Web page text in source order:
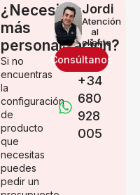
¿Necesitas
más
personalización?
Si no
encuentras
la
configuración
de
producto
que
necesitas
puedes
pedir un
Jordi
Atención
al
cliente
Consúltanos
+34
680
928
005